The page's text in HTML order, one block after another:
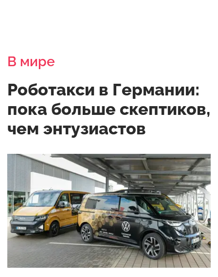
В мире
Роботакси в Германии:
пока больше скептиков,
чем энтузиастов